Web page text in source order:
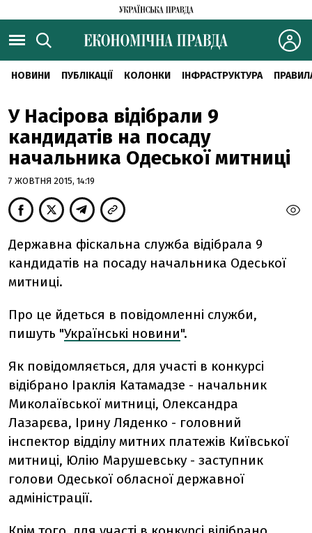
НОВИНИ ПУБЛІКАЦІЇ КОЛОНКИ ІНФРАСТРУКТУРА
У Насірова відібрали 9
кандидатів на посаду
начальника Одеської митниці
7 ЖОВТНЯ 2015, 14:19
Державна фіскальна служба відібрала 9
кандидатів на посаду начальника Одеської
митниці.
Про це йдеться в повідомленні служби,
пишуть "Українські новини".
Як повідомляється, для участі в конкурсі
відібрано Іраклія Катамадзе - начальник
Миколаївської митниці, Олександра
Лазарєва, Ірину Ляденко - головний
інспектор відділу митних платежів Київської
митниці, Юлію Марушевську - заступник
голови Одеської обласної державної
адміністрації.